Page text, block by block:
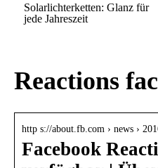
Solarlichterketten: Glanz für
jede Jahreszeit
Reactions
http s://about.fb.com › news ›
Facebook